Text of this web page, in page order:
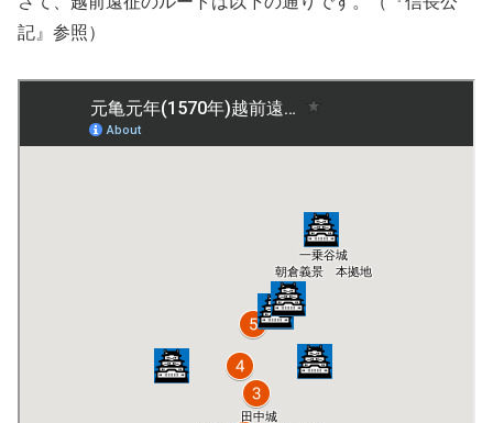
記』参照）